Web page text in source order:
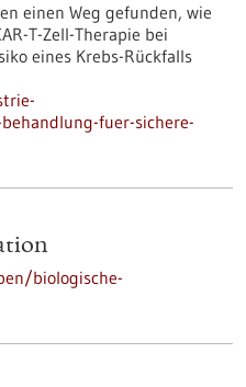
einen Weg gefunden, wie
T-Zell-Therapie bei
eines Krebs-Rückfalls
fuer-sichere-
biologische-